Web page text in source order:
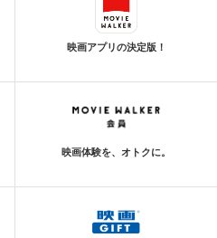
映画アプリの決定版！
映画体験を、オトクに。